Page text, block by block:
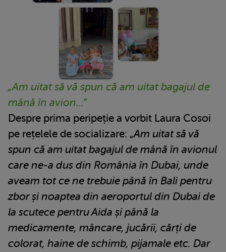
„Am uitat să vă spun că am uitat bagajul de
mână în avion...”
Despre prima peripeție a vorbit Laura Cosoi
pe rețelele de socializare: „Am uitat să vă
spun că am uitat bagajul de mână în avionul
care ne-a dus din România în Dubai, unde
aveam tot ce ne trebuie până în Bali pentru
zbor și noaptea din aeroportul din Dubai de
la scutece pentru Aida și până la
medicamente, mâncare, jucării, cărți de
colorat, haine de schimb, pijamale etc. Dar